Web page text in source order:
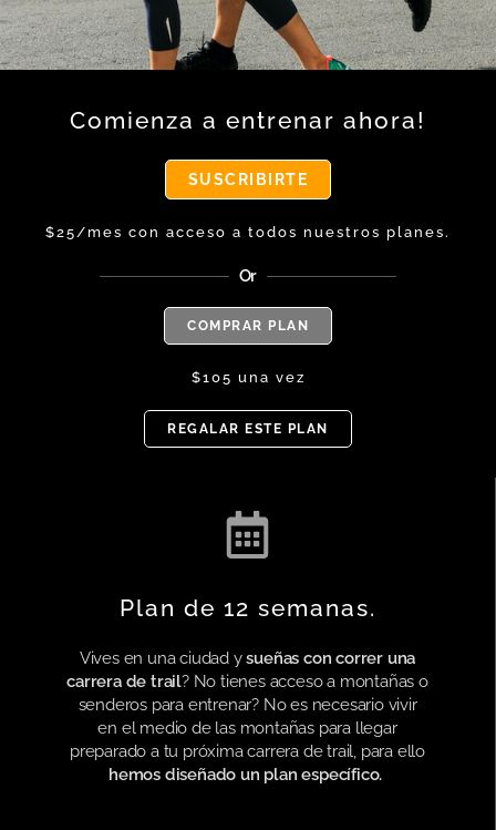
Comienza a entrenar ahora!
SUSCRIBIRTE
$25/mes con acceso a todos nuestros planes.
Or
COMPRAR PLAN
$105 una vez
REGALAR ESTE PLAN
Plan de 12 semanas.
Vives en una ciudad ysueñas con correr una
carrera de trail? No tienes acceso a montañas o
senderos para entrenar? No es necesario vivir
en el medio de las montañas para llegar
preparado a tu próxima carrera de trail, para ello
hemos diseñado un plan específico.